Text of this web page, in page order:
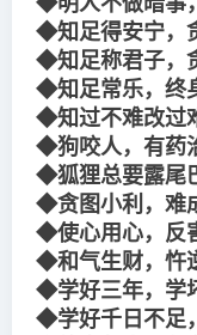
◆知足得安宁，
◆知足称君子，
◆知足常乐，终
◆知过不难改过
◆狗咬人，有药
◆狐狸总要露尾
◆贪图小利，难
◆使心用心，反
◆和气生财，忤
◆学好三年，学
◆学好千日不足